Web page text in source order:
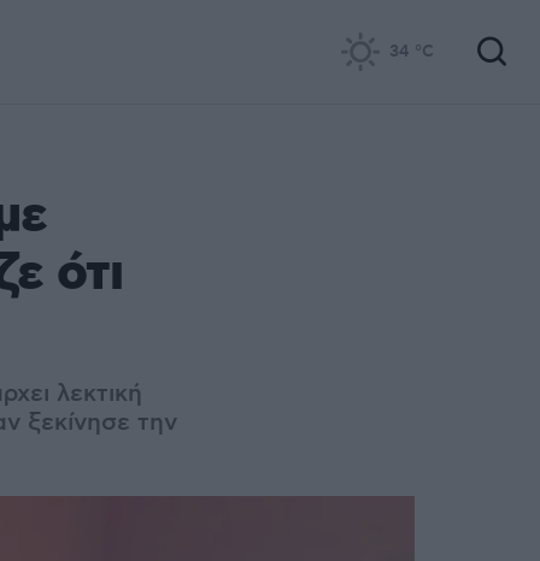
34 °C
ότι
λεκτική
ξεκίνησε την